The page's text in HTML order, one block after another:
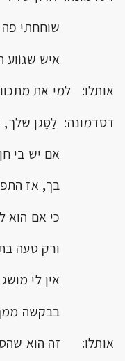
שוחחתי פה
איש שגוֹוע
אותלו: למי את
דסדמונה: לַסֶּגן שלך,
אם יש בי חן או
בך, אז התפייס
כי אם הוא לא
ורק טעה בתום,
אין לי מושג
בבקשה ממך,
אותלו: זה הוא